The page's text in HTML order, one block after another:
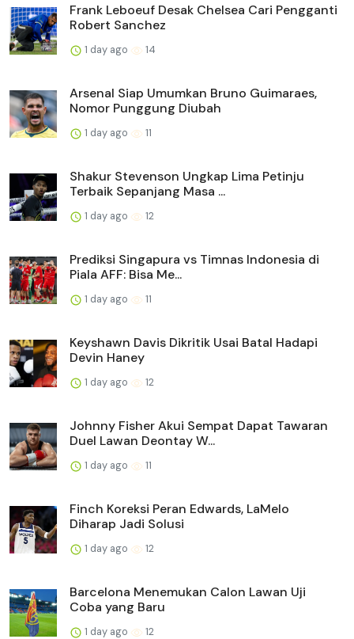
Frank Leboeuf Desak Chelsea Cari Pengganti
Robert Sanchez
1 day ago 14
Arsenal Siap Umumkan Bruno Guimaraes,
Nomor Punggung Diubah
1 day ago 11
Shakur Stevenson Ungkap Lima Petinju
Terbaik Sepanjang Masa ...
1 day ago 12
Prediksi Singapura vs Timnas Indonesia di
Piala AFF: Bisa Me...
1 day ago 11
Keyshawn Davis Dikritik Usai Batal Hadapi
Devin Haney
1 day ago 12
Johnny Fisher Akui Sempat Dapat Tawaran
Duel Lawan Deontay W...
1 day ago 11
Finch Koreksi Peran Edwards, LaMelo
Diharap Jadi Solusi
1 day ago 12
Barcelona Menemukan Calon Lawan Uji
Coba yang Baru
1 day ago 12